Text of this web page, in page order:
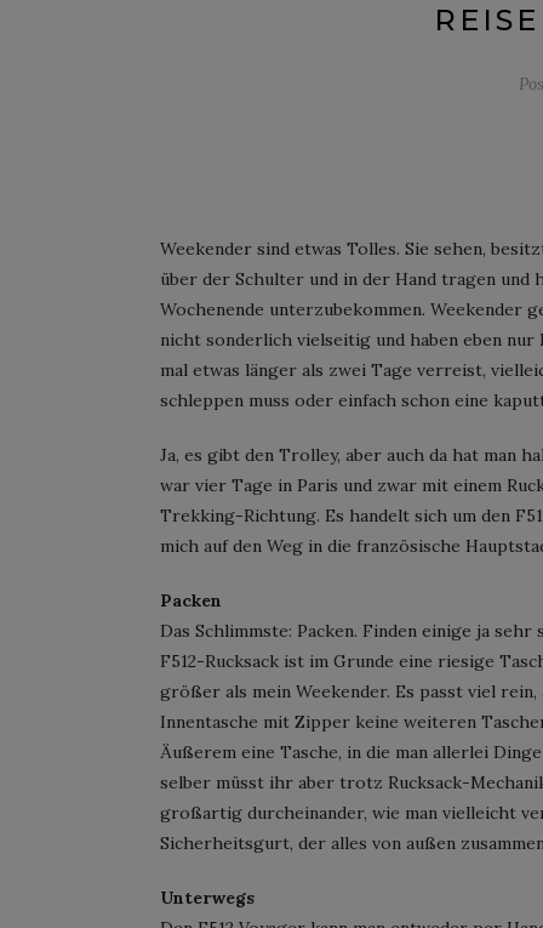
Weekender sind etwas Tolles. Sie sehen,
über der Schulter und in der Hand tragen und
Wochenende unterzubekommen. Weekender
nicht sonderlich vielseitig und haben eben nur
mal etwas länger als zwei Tage verreist,
schleppen muss oder einfach schon eine
Ja, es gibt den Trolley, aber auch da hat man
war vier Tage in Paris und zwar mit einem
Trekking-Richtung. Es handelt sich um den
mich auf den Weg in die französische
Packen
Das Schlimmste: Packen. Finden einige ja
F512-Rucksack ist im Grunde eine riesige
größer als mein Weekender. Es passt viel
Innentasche mit Zipper keine weiteren
Äußerem eine Tasche, in die man allerlei
selber müsst ihr aber trotz Rucksack-
großartig durcheinander, wie man vielleicht
Sicherheitsgurt, der alles von außen
Unterwegs